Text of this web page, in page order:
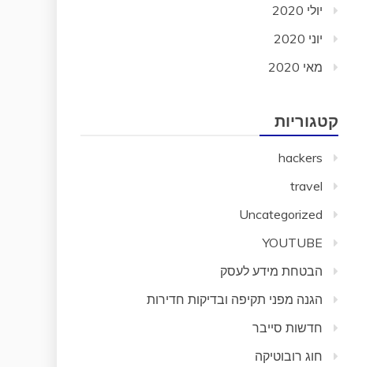
יולי 2020
יוני 2020
מאי 2020
קטגוריות
hackers
travel
Uncategorized
YOUTUBE
הבטחת מידע לעסק
הגנה מפני תקיפה ובדיקות חדירות
חדשות סייבר
חוג רובוטיקה